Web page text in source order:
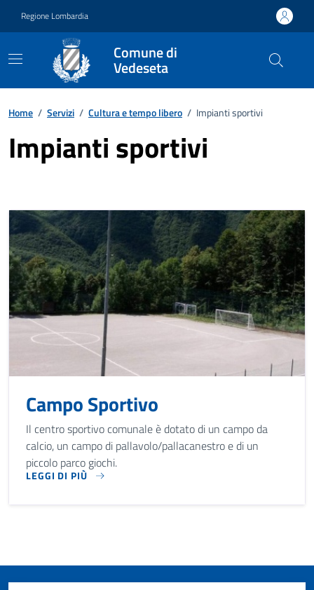
Regione Lombardia
Comune di
Vedeseta
Home / Servizi / Cultura e tempo libero / Impianti sportivi
Impianti sportivi
Campo Sportivo
Il centro sportivo comunale è dotato di un campo da
calcio, un campo di pallavolo/pallacanestro e di un
piccolo parco giochi.
LEGGI DI PIÙ
IL CENTRO SPORTIVO COMUNALE È DOTATO DI UN CAMPO